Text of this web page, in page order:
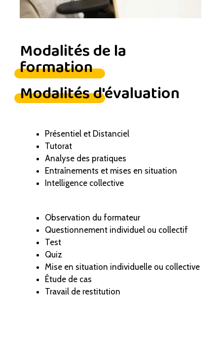
Modalités de la
formation
Modalités d'évaluation
Présentiel et Distanciel
Tutorat
Analyse des pratiques
Entraînements et mises en situation
Intelligence collective
Observation du formateur
Questionnement individuel ou collectif
Test
Quiz
Mise en situation individuelle ou collective
Étude de cas
Travail de restitution